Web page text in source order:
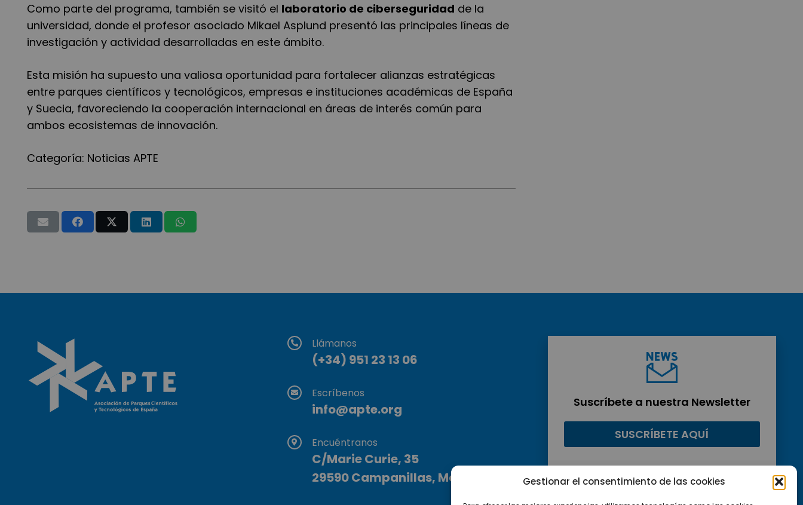
Gestionar el consentimiento de las cookies
Como parte del programa, también se visitó el laboratorio de ciberseguridad de la
universidad, donde el profesor asociado Mikael Asplund presentó las principales líneas de
investigación y actividad desarrolladas en este ámbito.
Esta misión ha supuesto una valiosa oportunidad para fortalecer alianzas estratégicas
entre parques científicos y tecnológicos, empresas e instituciones académicas de España
y Suecia, favoreciendo la cooperación internacional en áreas de interés común para
ambos ecosistemas de innovación.
Categoría: Noticias APTE
Llámanos
(+34) 951 23 13 06
Escríbenos
info@apte.org
Encuéntranos
C/Marie Curie, 35
29590 Campanillas, Málaga
Suscríbete a nuestra Newsletter
SUSCRÍBETE AQUÍ